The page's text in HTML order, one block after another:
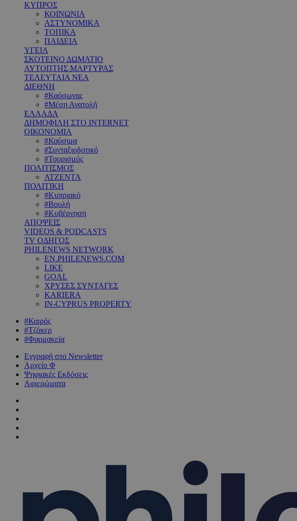
ΚΥΠΡΟΣ
ΚΟΙΝΩΝΙΑ
ΑΣΤΥΝΟΜΙΚΑ
ΤΟΠΙΚΑ
ΠΑΙΔΕΙΑ
ΥΓΕΙΑ
ΣΚΟΤΕΙΝΟ ΔΩΜΑΤΙΟ
ΑΥΤΟΠΤΗΣ ΜΑΡΤΥΡΑΣ
ΤΕΛΕΥΤΑΙΑ ΝΕΑ
ΔΙΕΘΝΗ
#Καύσωνας
#Μέση Ανατολή
ΕΛΛΑΔΑ
ΔΗΜΟΦΙΛΗ ΣΤΟ INTERNET
ΟΙΚΟΝΟΜΙΑ
#Καύσιμα
#Συνταξιοδοτικό
#Τουρισμός
ΠΟΛΙΤΙΣΜΟΣ
ΑΤΖΕΝΤΑ
ΠΟΛΙΤΙΚΗ
#Κυπριακό
#Βουλή
#Κυβέρνηση
ΑΠΟΨΕΙΣ
VIDEOS & PODCASTS
TV ΟΔΗΓΟΣ
PHILENEWS NETWORK
EN.PHILENEWS.COM
LIKE
GOAL
ΧΡΥΣΕΣ ΣΥΝΤΑΓΕΣ
KARIERA
IN-CYPRUS PROPERTY
#Καιρός
#Τζόκερ
#Φαρμακεία
Εγγραφή στο Newsletter
Αρχείο Φ
Ψηφιακές Εκδόσεις
Αφιερώματα